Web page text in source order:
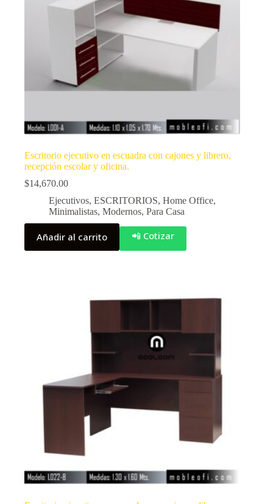
Escritorio ejecutivo en escuadra con cajones y librero,
recepción escolar y oficina.
$14,670.00
Ejecutivos, ESCRITORIOS, Home Office,
Minimalistas, Modernos, Para Casa
Añadir al carrito 📲 Cotizar